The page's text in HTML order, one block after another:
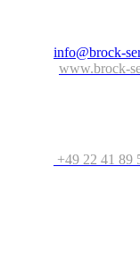
info@brock-
www.brock-
+49 22 41 89